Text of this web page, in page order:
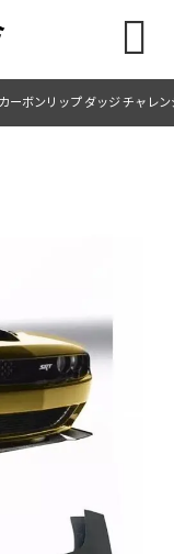

ボンリップ ダッジ チャレン